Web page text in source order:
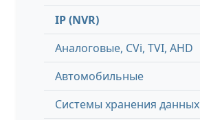
IP (NVR)
Аналоговые, СVi, TVI, AHD
Автомобильные
Системы хранения данных